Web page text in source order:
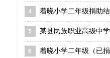
着晓小学二年级捐助
某县民族职业高级中
着晓小学二年级（已捐